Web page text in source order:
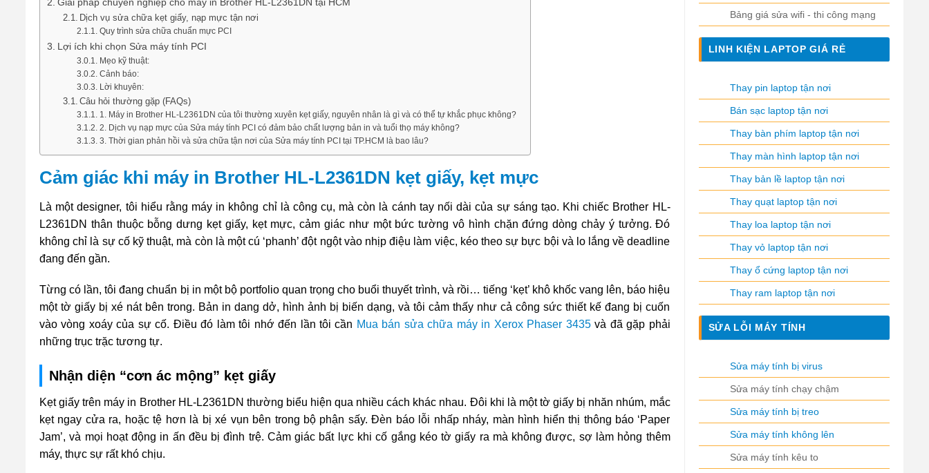
Dịch vụ sửa chữa kẹt giấy, nạp mực tận nơi
Quy trình sửa chữa chuẩn mực PCI
Lợi ích khi chọn Sửa máy tính PCI
Mẹo kỹ thuật:
Cảnh báo:
Lời khuyên:
Câu hỏi thường gặp (FAQs)
1. Máy in Brother HL-L2361DN của tôi thường xuyên kẹt giấy, nguyên nhân là gì và có thể tự khắc phục không?
2. Dịch vụ nạp mực của Sửa máy tính PCI có đảm bảo chất lượng bản in và tuổi thọ máy không?
3. Thời gian phản hồi và sửa chữa tận nơi của Sửa máy tính PCI tại TP.HCM là bao lâu?
Cảm giác khi máy in Brother HL-L2361DN kẹt giấy, kẹt mực
Là một designer, tôi hiểu rằng máy in không chỉ là công cụ, mà còn là cánh tay nối dài của sự sáng tạo. Khi chiếc Brother HL-
L2361DN thân thuộc bỗng dưng kẹt giấy, kẹt mực, cảm giác như một bức tường vô hình chặn đứng dòng chảy ý tưởng. Đó
không chỉ là sự cố kỹ thuật, mà còn là một cú ‘phanh’ đột ngột vào nhịp điệu làm việc, kéo theo sự bực bội và lo lắng về deadline
đang đến gần.
Từng có lần, tôi đang chuẩn bị in một bộ portfolio quan trọng cho buổi thuyết trình, và rồi… tiếng ‘kẹt’ khô khốc vang lên, báo hiệu
một tờ giấy bị xé nát bên trong. Bản in dang dở, hình ảnh bị biến dạng, và tôi cảm thấy như cả công sức thiết kế đang bị cuốn
vào vòng xoáy của sự cố. Điều đó làm tôi nhớ đến lần tôi cần Mua bán sửa chữa máy in Xerox Phaser 3435và đã gặp phải
những trục trặc tương tự.
Nhận diện “cơn ác mộng” kẹt giấy
Kẹt giấy trên máy in Brother HL-L2361DN thường biểu hiện qua nhiều cách khác nhau. Đôi khi là một tờ giấy bị nhăn nhúm, mắc
kẹt ngay cửa ra, hoặc tệ hơn là bị xé vụn bên trong bộ phận sấy. Đèn báo lỗi nhấp nháy, màn hình hiển thị thông báo ‘Paper
Jam’, và mọi hoạt động in ấn đều bị đình trệ. Cảm giác bất lực khi cố gắng kéo tờ giấy ra mà không được, sợ làm hỏng thêm
máy, thực sự rất khó chịu.
Bảng giá sửa wifi - thi công mạng
LINH KIỆN LAPTOP GIÁ RẺ
Thay pin laptop tận nơi
Bán sạc laptop tận nơi
Thay bàn phím laptop tận nơi
Thay màn hình laptop tận nơi
Thay bản lề laptop tận nơi
Thay quạt laptop tận nơi
Thay loa laptop tận nơi
Thay vỏ laptop tận nơi
Thay ổ cứng laptop tận nơi
Thay ram laptop tận nơi
SỬA LỖI MÁY TÍNH
Sửa máy tính bị virus
Sửa máy tính chạy chậm
Sửa máy tính bị treo
Sửa máy tính không lên
Sửa máy tính kêu to